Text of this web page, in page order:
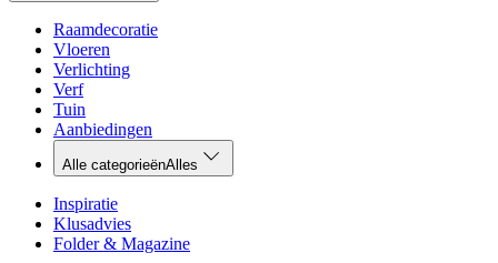
Raamdecoratie
Vloeren
Verlichting
Verf
Tuin
Aanbiedingen
Alle categorieënAlles
Inspiratie
Klusadvies
Folder & Magazine